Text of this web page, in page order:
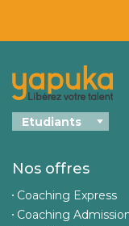
Nos offres
Coaching Express
Coaching